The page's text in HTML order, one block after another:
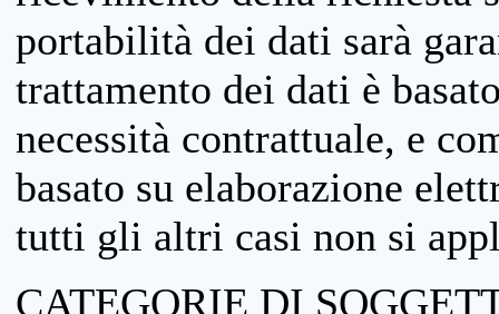
portabilità dei dati sarà
trattamento dei dati è
necessità contrattuale, e
basato su elaborazione
tutti gli altri casi non si
CATEGORIE DI